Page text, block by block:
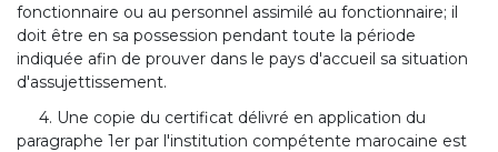
fonctionnaire ou au personnel assimilé au fonctionnaire; il
doit être en sa possession pendant toute la période
indiquée afin de prouver dans le pays d'accueil sa situation
d'assujettissement.
4. Une copie du certificat délivré en application du
paragraphe 1er par l'institution compétente marocaine est